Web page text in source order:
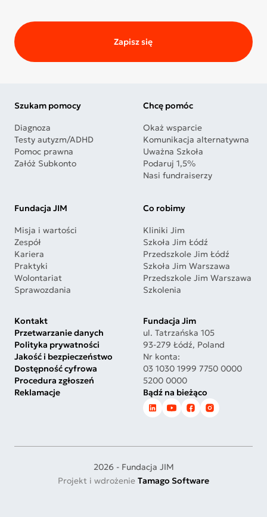
Zapisz się
Szukam pomocy
Diagnoza
Testy autyzm/ADHD
Pomoc prawna
Załóż Subkonto
Chcę pomóc
Okaż wsparcie
Komunikacja alternatywna
Uważna Szkoła
Podaruj 1,5%
Nasi fundraiserzy
Fundacja JIM
Misja i wartości
Zespół
Kariera
Praktyki
Wolontariat
Sprawozdania
Co robimy
Kliniki Jim
Szkoła Jim Łódź
Przedszkole Jim Łódź
Szkoła Jim Warszawa
Przedszkole Jim Warszawa
Szkolenia
Kontakt
Przetwarzanie danych
Polityka prywatności
Jakość i bezpieczeństwo
Dostępność cyfrowa
Procedura zgłoszeń
Reklamacje
Fundacja Jim
ul. Tatrzańska 105
93-279 Łódź, Poland
Nr konta:
03 1030 1999 7750 0000
5200 0000
Bądź na bieżąco
2026 - Fundacja JIM
Projekt i wdrożenie Tamago Software